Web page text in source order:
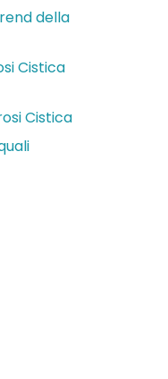
della
Cistica
Cistica